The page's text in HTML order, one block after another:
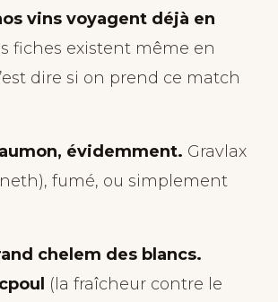
vins voyagent déjà en
fiches existent même en
dire si on prend ce match
évidemment. Gravlax
fumé, ou simplement
chelem des blancs.
(la fraîcheur contre le